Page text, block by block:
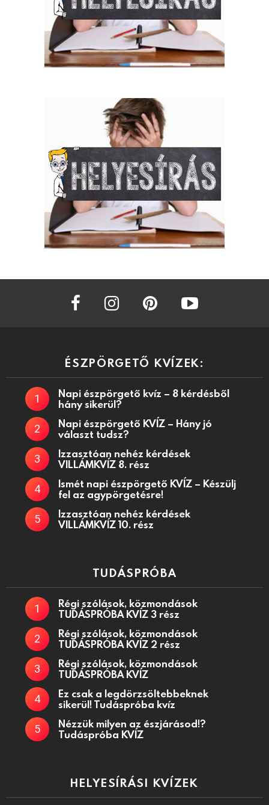
facebook instagram
ÉSZPÖRGETŐ KVÍZEK:
Napi észpörgető kvíz – 8 kérdésből
hány sikerül?
Napi észpörgető KVÍZ – Hány jó
választ tudsz?
Izzasztóan nehéz kérdések
VILLÁMKVÍZ 8. rész
Ismét napi észpörgető KVÍZ – Készülj
fel az agypörgetésre!
Izzasztóan nehéz kérdések
VILLÁMKVÍZ 10. rész
TUDÁSPRÓBA
Régi szólások, közmondások
TUDÁSPRÓBA KVÍZ 3 rész
Régi szólások, közmondások
TUDÁSPRÓBA KVÍZ 2 rész
Régi szólások, közmondások
TUDÁSPRÓBA KVÍZ
Ez csak a legdörzsöltebbeknek
sikerül! Tudáspróba kvíz
Nézzük milyen az észjárásod!?
Tudáspróba KVÍZ
HELYESÍRÁSI KVÍZEK